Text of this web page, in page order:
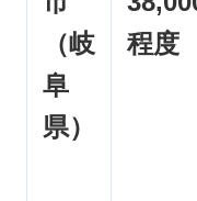
（岐
阜
県）
程度